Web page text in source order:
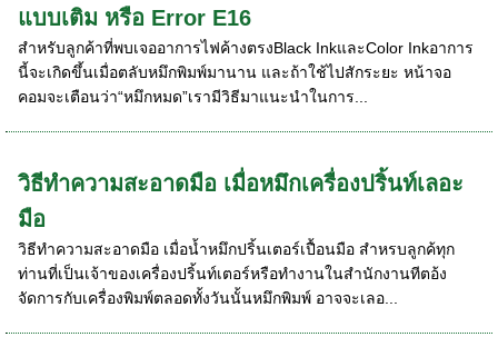
แบบเติม หรือ Error E16
สำหรับลูกค้าที่พบเจออาการไฟค้างตรงBlack InkและColor Inkอาการ
นี้จะเกิดขึ้นเมื่อตลับหมึกพิมพ์มานาน และถ้าใช้ไปสักระยะ หน้าจอ
คอมจะเตือนว่า“หมึกหมด”เรามีวิธีมาแนะนำในการ...
วิธีทำความสะอาดมือ เมื่อหมึกเครื่องปริ้นท์เลอะ
มือ
วิธีทำความสะอาดมือ เมื่อน้ำหมึกปริ้นเตอร์เปื้อนมือ สำหรบลูกค้ทุก
ท่านที่เป็นเจ้าของเครื่องปริ้นท์เตอร์หรือทำงานในสำนักงานทีตอ้ง
จัดการกับเครื่องพิมพ์ตลอดทั้งวันนั้นหมึกพิมพ์ อาจจะเลอ...